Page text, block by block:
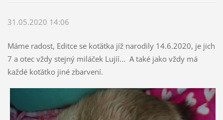
31.05.2020 14:06
Máme radost, Editce se koťátka jíž narodily 14.6.2020, je jich
7 a otec vždy stejný miláček Lujíí... A také jako vždy má
každé koťátko jiné zbarvení.